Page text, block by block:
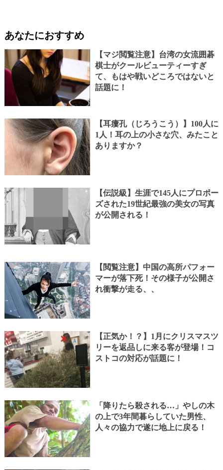
あなたにおすすめ
【マジ閲覧注意】台湾の女流囲碁
棋士がクールビューティーすぎ
て、もはや戦いどころではないと
話題に！
【耳瘻孔（じろうこう）】100人に
1人！耳の上の小さな穴、みたこと
ありますか？
【伝説級】生涯で145人にプロポー
ズされた19世紀最強の美女の写真
が公開される！
【閲覧注意】中国の高所パフォー
マーが落下死！その様子が公開さ
れ衝撃が走る、、
【正気か！？】1月にクリスマスツ
リーを返品しに来る客が登場！コ
ストコの対応が話題に！
「降りたら殺される…」やしの木
の上で3年間暮らしていた男性、
人々の協力で遂に地上に戻る！